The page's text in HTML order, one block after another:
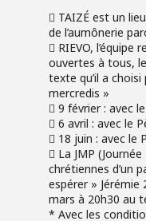
 TAIZÉ est un
de l’aumônerie
 RIEVO,
ouvertes à tous,
texte qu’il a
mercredis »
 9 février : avec
 6 avril : avec le
 18 juin : avec le
 La JMP
chrétiennes d’un
espérer »
mars à 20h30 au
* Avec les